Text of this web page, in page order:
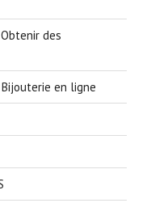
Obtenir des
Bijouterie en ligne